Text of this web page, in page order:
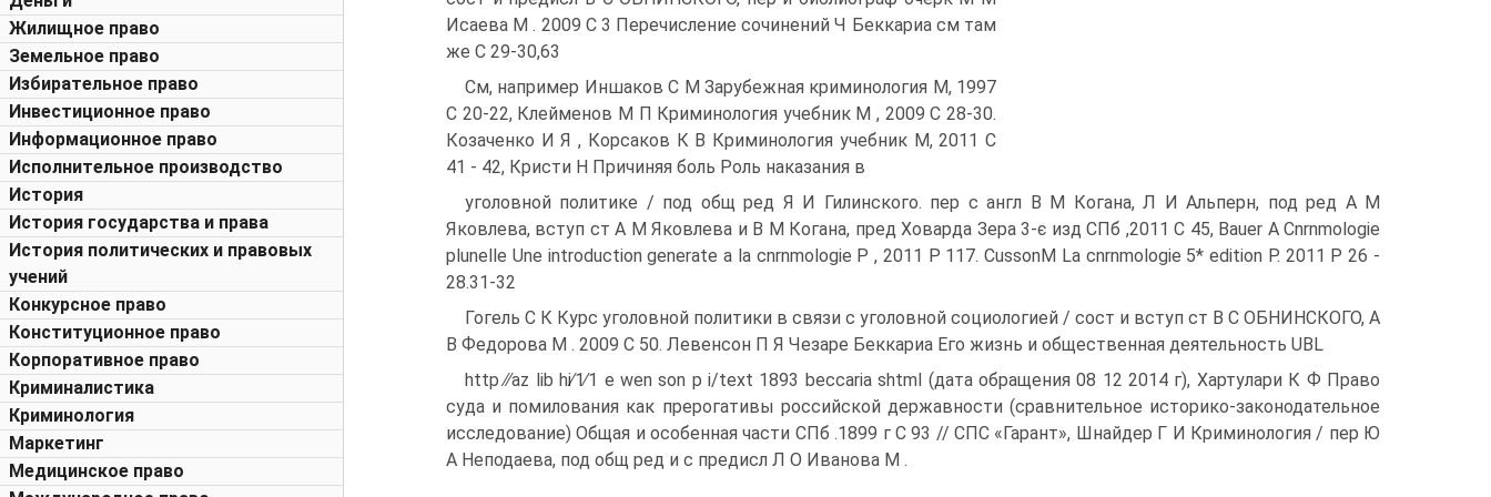
Жилищное право
Земельное право
Избирательное право
Инвестиционное право
Информационное право
Исполнительное производство
История
История государства и права
История политических и правовых
учений
Конкурсное право
Конституционное право
Корпоративное право
Криминалистика
Криминология
Маркетинг
Медицинское право
Исаева М . 2009 С 3 Перечисление сочинений Ч Беккариа см там
же С 29-30,63
См, например Иншаков С М Зарубежная криминология М, 1997
С 20-22, Клейменов М П Криминология учебник М , 2009 С 28-30.
Козаченко И Я , Корсаков К В Криминология учебник М, 2011 С
41 - 42, Кристи Н Причиняя боль Роль наказания в
уголовной политике / под общ ред Я И Гилинского. пер с англ В М Когана, Л И Альперн, под ред А М
Яковлева, вступ ст А М Яковлева и В М Когана, пред Ховарда Зера 3-є изд СПб ,2011 С 45, Bauer A Cnrnmologie
plunelle Une introduction generate a la cnrnmologie Р , 2011 Р 117. CussonM La cnrnmologie 5* edition Р. 2011 Р 26 -
28.31-32
Гогель С К Курс уголовной политики в связи с уголовной социологией / сост и вступ ст В С ОБНИНСКОГО, А
В Федорова М . 2009 С 50. Левенсон П Я Чезаре Беккариа Его жизнь и общественная деятельность UBL
http ∕∕az lib hi∕1∕1 е wen son p і/text 1893 beccaria shtml (дата обращения 08 12 2014 г), Хартулари К Ф Право
суда и помилования как прерогативы российской державности (сравнительное историко-законодательное
исследование) Общая и особенная части СПб .1899 г С 93 // СПС «Гарант», Шнайдер Г И Криминология / пер Ю
А Неподаева, под общ ред и с предисл Л О Иванова М .